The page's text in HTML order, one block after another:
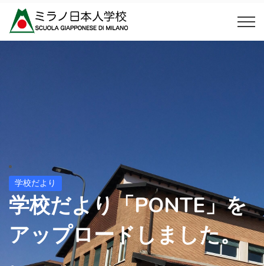
学校だより
学校だより「PONTE」を
アップロードしました。